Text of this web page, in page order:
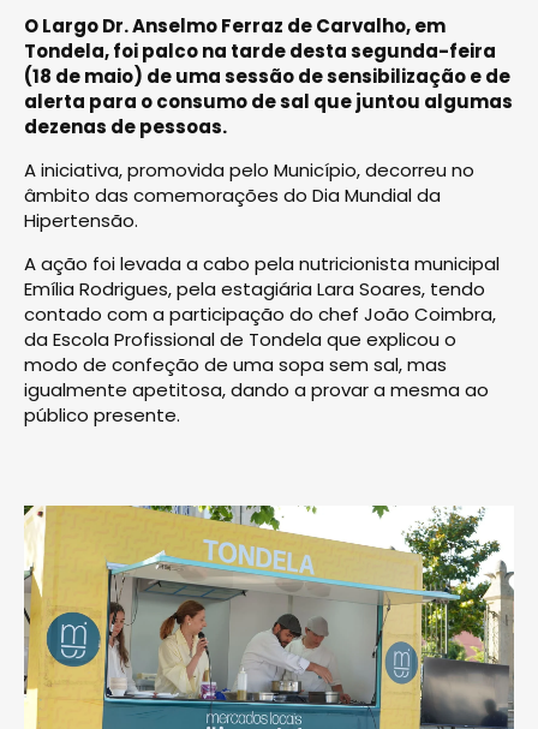
O Largo Dr. Anselmo Ferraz de Carvalho, em
Tondela, foi palco na tarde desta segunda-feira
(18 de maio) de uma sessão de sensibilização e de
alerta para o consumo de sal que juntou algumas
dezenas de pessoas.
A iniciativa, promovida pelo Município, decorreu no
âmbito das comemorações do Dia Mundial da
Hipertensão.
A ação foi levada a cabo pela nutricionista municipal
Emília Rodrigues, pela estagiária Lara Soares, tendo
contado com a participação do chef João Coimbra,
da Escola Profissional de Tondela que explicou o
modo de confeção de uma sopa sem sal, mas
igualmente apetitosa, dando a provar a mesma ao
público presente.